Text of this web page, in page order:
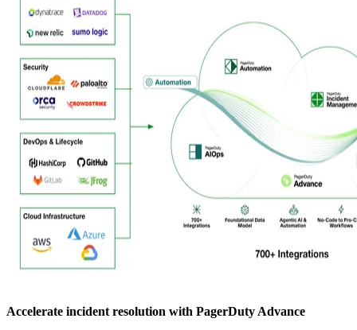
Accelerate incident resolution with PagerDuty Advance